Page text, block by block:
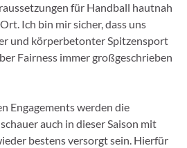
für Handball hautnah
Ich bin mir sicher, dass uns
und körperbetonter Spitzensport
Fairness immer großgeschrieben
Engagements werden die
auch in dieser Saison mit
bestens versorgt sein. Hierfür